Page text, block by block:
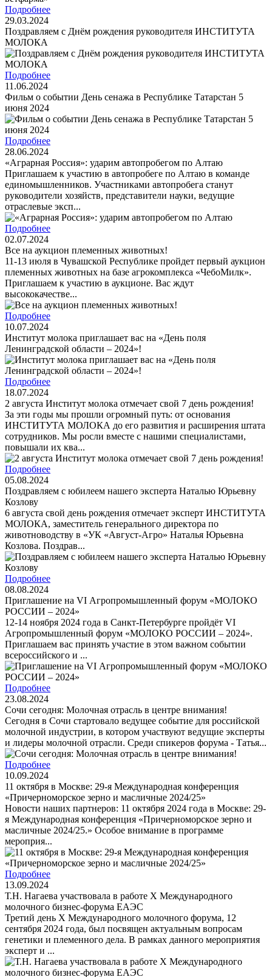
Подробнее
29.03.2024
Поздравляем с Днём рождения руководителя ИНСТИТУТА
МОЛОКА
Подробнее
11.06.2024
Фильм о событии День сенажа в Республике Татарстан 5
июня 2024
Подробнее
28.06.2024
«Аграрная Россия»: ударим автопробегом по Алтаю
Приглашаем к участию в автопробеге по Алтаю в команде
единомышленников. Участниками автопробега станут
руководители хозяйств, представители науки, ведущие
отраслевые эксп...
Подробнее
02.07.2024
Все на аукцион племенных животных!
11-13 июля в Чувашской Республике пройдет первый аукцион
племенных животных на базе агрокомплекса «ЧебоМилк».
Приглашаем к участию в аукционе. Вас ждут
высококачестве...
Подробнее
10.07.2024
Институт молока приглашает вас на «День поля
Ленинградской области – 2024»!
Подробнее
18.07.2024
2 августа Институт молока отмечает свой 7 день рождения!
За эти годы мы прошли огромный путь: от основания
ИНСТИТУТА МОЛОКА до его развития и расширения штата
сотрудников. Мы росли вместе с нашими специалистами,
повышали их ква...
Подробнее
05.08.2024
Поздравляем с юбилеем нашего эксперта Наталью Юрьевну
Козлову
6 августа свой день рождения отмечает эксперт ИНСТИТУТА
МОЛОКА, заместитель генерального директора по
животноводству в «УК «Август-Агро» Наталья Юрьевна
Козлова. Поздрав...
Подробнее
08.08.2024
Приглашение на VI Агропромышленный форум «МОЛОКО
РОССИИ – 2024»
12-14 ноября 2024 года в Санкт-Петербурге пройдёт VI
Агропромышленный форум «МОЛОКО РОССИИ – 2024».
Приглашаем вас принять участие в этом важном событии
всероссийского и ...
Подробнее
23.08.2024
Сочи сегодня: Молочная отрасль в центре внимания!
Сегодня в Сочи стартовало ведущее событие для российской
молочной индустрии, в котором участвуют ведущие эксперты
и лидеры молочной отрасли. Среди спикеров форума - Татья...
Подробнее
10.09.2024
11 октября в Москве: 29-я Международная конференция
«Причерноморское зерно и масличные 2024/25»
Новости наших партнеров: 11 октября 2024 года в Москве: 29-
я Международная конференция «Причерноморское зерно и
масличные 2024/25.» Особое внимание в программе
мероприя...
Подробнее
13.09.2024
Т.Н. Нагаева участвовала в работе X Международного
молочного бизнес-форума ЕАЭС
Третий день X Международного молочного форума, 12
сентября 2024 года, был посвящен актуальным вопросам
генетики и племенного дела. В рамках данного мероприятия
эксперт и ...